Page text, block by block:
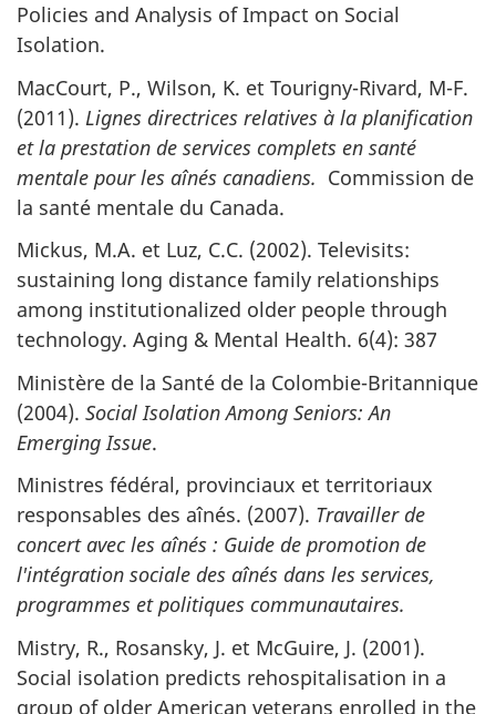
Policies and Analysis of Impact on Social
Isolation.
MacCourt, P., Wilson, K. et Tourigny-Rivard, M-F.
(2011). Lignes directrices relatives à la planification
et la prestation de services complets en santé
mentale pour les aînés canadiens. Commission de
la santé mentale du Canada.
Mickus, M.A. et Luz, C.C. (2002). Televisits:
sustaining long distance family relationships
among institutionalized older people through
technology. Aging & Mental Health. 6(4): 387
Ministère de la Santé de la Colombie-Britannique
(2004). Social Isolation Among Seniors: An
Emerging Issue.
Ministres fédéral, provinciaux et territoriaux
responsables des aînés. (2007). Travailler de
concert avec les aînés : Guide de promotion de
l'intégration sociale des aînés dans les services,
programmes et politiques communautaires.
Mistry, R., Rosansky, J. et McGuire, J. (2001).
Social isolation predicts rehospitalisation in a
group of older American veterans enrolled in the